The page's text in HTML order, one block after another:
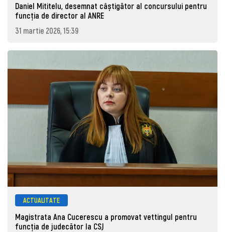
Daniel Mititelu, desemnat câștigător al concursului pentru
funcția de director al ANRE
31 martie 2026, 15:39
ACTUALITATE
Magistrata Ana Cucerescu a promovat vettingul pentru
funcția de judecător la CSJ